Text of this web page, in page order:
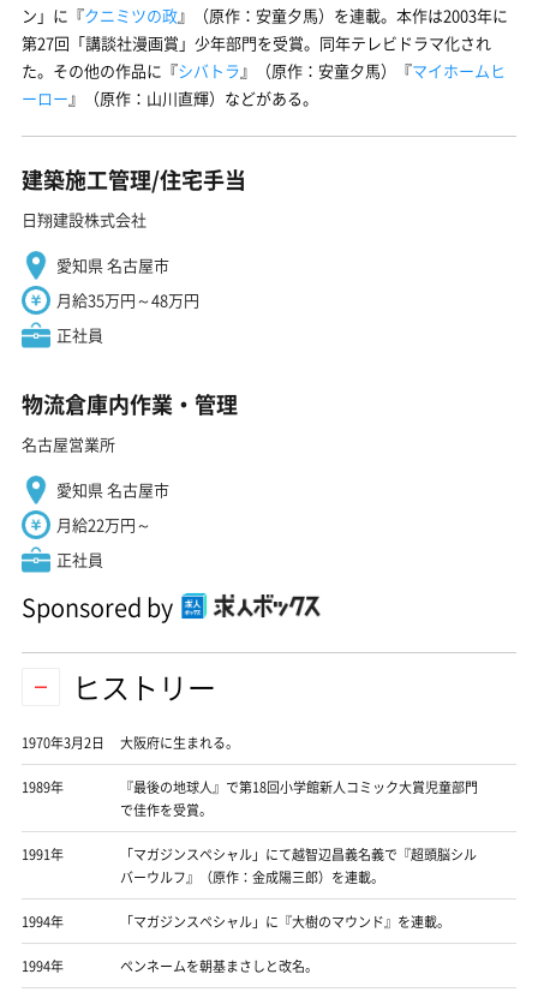
ン」に『クニミツの政』（原作：安童夕馬）を連載。本作は2003年に
第27回「講談社漫画賞」少年部門を受賞。同年テレビドラマ化され
た。その他の作品に『シバトラ』（原作：安童夕馬）『マイホームヒ
ーロー』（原作：山川直輝）などがある。
建築施工管理/住宅手当
日翔建設株式会社
愛知県 名古屋市
月給35万円～48万円
正社員
物流倉庫内作業・管理
名古屋営業所
愛知県 名古屋市
月給22万円～
正社員
Sponsored by
ヒストリー
1970年3月2日 大阪府に生まれる。
1989年
『最後の地球人』で第18回小学館新人コミック大賞児童部門
で佳作を受賞。
1991年
「マガジンスペシャル」にて越智辺昌義名義で『超頭脳シル
バーウルフ』（原作：金成陽三郎）を連載。
1994年 「マガジンスペシャル」に『大樹のマウンド』を連載。
1994年 ペンネームを朝基まさしと改名。